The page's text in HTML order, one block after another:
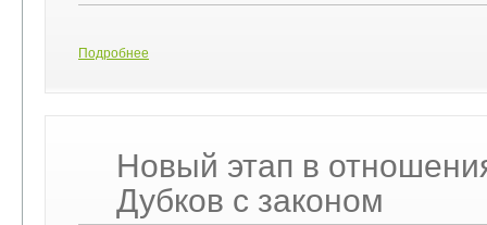
Подробнее
Новый этап в
Дубков с законом